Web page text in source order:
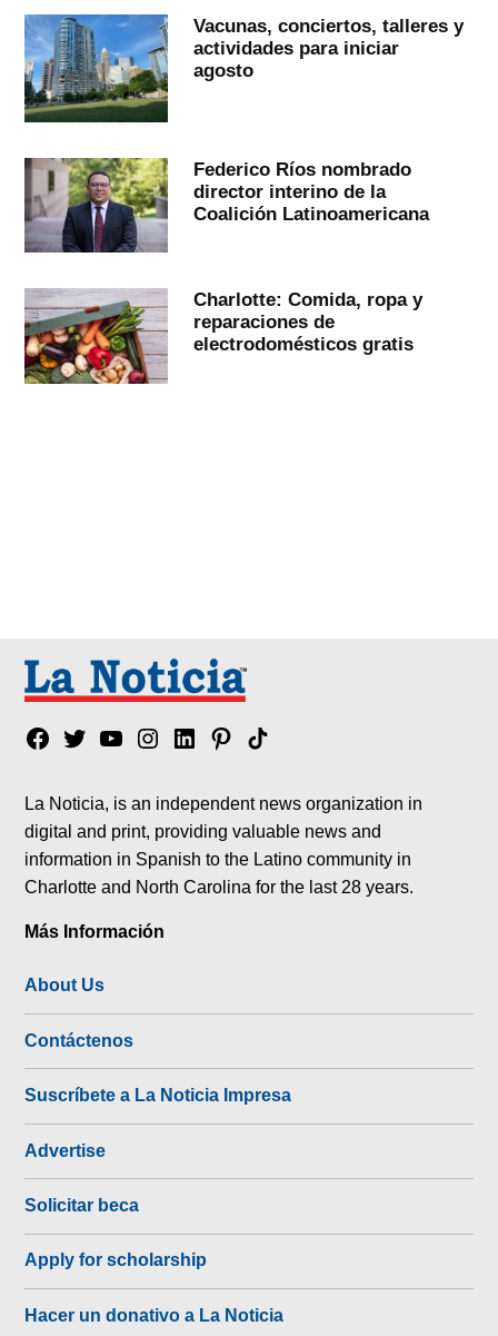
Vacunas, conciertos, talleres y
actividades para iniciar
agosto
Federico Ríos nombrado
director interino de la
Coalición Latinoamericana
Charlotte: Comida, ropa y
reparaciones de
electrodomésticos gratis
Facebook
TwitterYouTubeInstagram
LinkedinPinterest
Tik
La Noticia, is an independent news organization in
digital and print, providing valuable news and
information in Spanish to the Latino community in
Charlotte and North Carolina for the last 28 years.
Más Información
About Us
Contáctenos
Suscríbete a La Noticia Impresa
Advertise
Solicitar beca
Apply for scholarship
Hacer un donativo a La Noticia